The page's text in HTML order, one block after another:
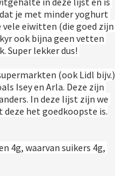
je met minder yoghurt
eiwitten (die goed zijn
ook bijna geen vetten
Super lekker dus!
(ook Lidl bijv.)
Isey en Arla. Deze zijn
In deze lijst zijn we
het goedkoopste is.
4g, waarvan suikers 4g,